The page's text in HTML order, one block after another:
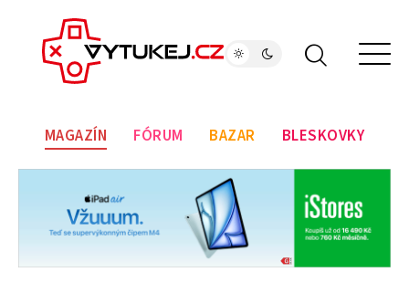
MAGAZÍN FÓRUM BAZAR BLESKOVKY